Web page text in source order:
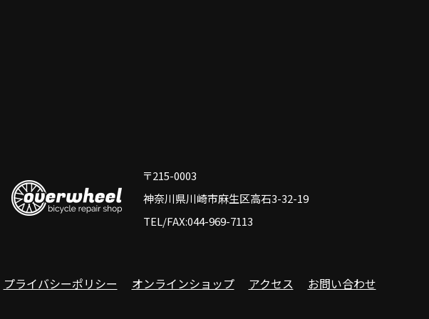
〒215-0003
神奈川県川崎市麻生区高石3-32-19
TEL/FAX:044-969-7113
プライバシーポリシー オンラインショップ アクセス お問い合わせ